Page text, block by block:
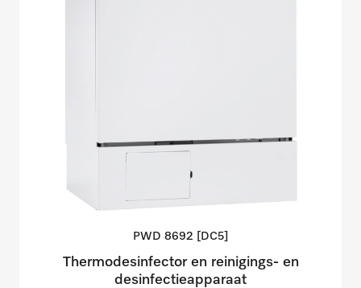
PWD 8692 [DC5]
Thermodesinfector en reinigings- en
desinfectieapparaat